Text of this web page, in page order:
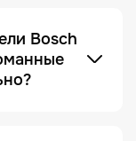
Bosch